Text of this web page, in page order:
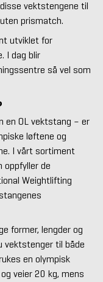
vektstengene til
prismatch.
utviklet for
I dag blir
så vel som
en OL vektstang – er
løftene og
I vårt sortiment
oppfyller de
Weightlifting
former, lengder og
vektstenger til både
en olympisk
veier 20 kg, mens